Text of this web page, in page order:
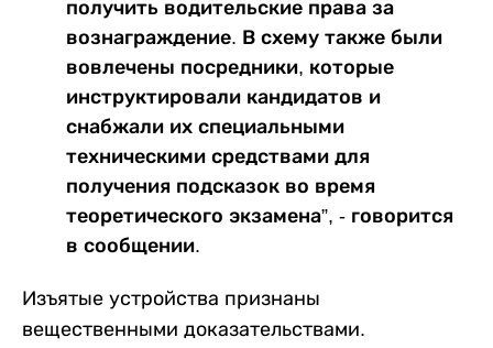
получить водительские права за
вознаграждение. В схему также были
вовлечены посредники, которые
инструктировали кандидатов и
снабжали их специальными
техническими средствами для
получения подсказок во время
теоретического экзамена”, - говорится
в сообщении.
Изъятые устройства признаны
вещественными доказательствами.